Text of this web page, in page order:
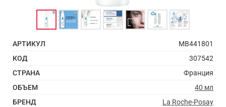
АРТИКУЛ
MB441801
КОД
307542
СТРАНА
Франция
ОБЪЕМ
40 мл
БРЕНД
La Roche-Posay